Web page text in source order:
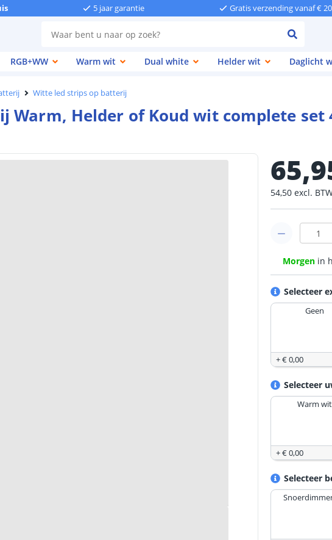
5 jaar garantie Gratis verzending vanaf €
RGB+WW Warm wit Dual white Helder wit Daglicht
Witte led strips op batterij
Warm, Helder of Koud wit complete set
65,
54,50 excl.
Morgen in
Selecteer
Geen
+€ 0,00
Selecteer
Warm wit
+€ 0,00
Selecteer